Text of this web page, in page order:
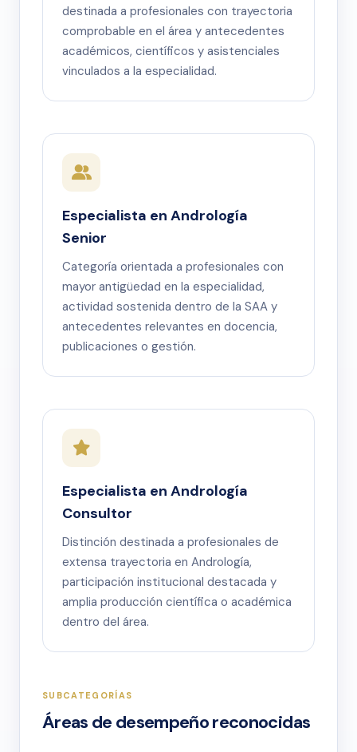
destinada a profesionales con trayectoria
comprobable en el área y antecedentes
académicos, científicos y asistenciales
vinculados a la especialidad.
Especialista en Andrología
Senior
Categoría orientada a profesionales con
mayor antigüedad en la especialidad,
actividad sostenida dentro de la SAA y
antecedentes relevantes en docencia,
publicaciones o gestión.
Especialista en Andrología
Consultor
Distinción destinada a profesionales de
extensa trayectoria en Andrología,
participación institucional destacada y
amplia producción científica o académica
dentro del área.
SUBCATEGORÍAS
Áreas de desempeño reconocidas